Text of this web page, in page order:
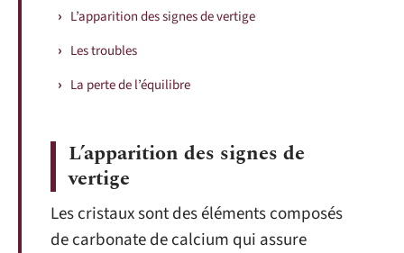
L’apparition des signes de vertige
Les troubles
La perte de l’équilibre
L’apparition des signes de
vertige
Les cristaux sont des éléments composés
de carbonate de calcium qui assure